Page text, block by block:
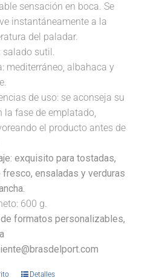
sensación en boca. Se
instantáneamente a la
del paladar.
salado sutil.
mediterráneo, albahaca y
de uso: se aconseja su
la fase de emplatado,
el producto antes de
exquisito para tostadas,
fresco, ensaladas y verduras
600 g.
formatos personalizables,
Detalles